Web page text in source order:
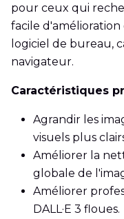
pour ceux qui
facile
logiciel de bureau,
navigateur.
Caractéristiques
Agrandir les
visuels plus
Améliorer la
globale de
Améliorer
DALL·E 3 floues.